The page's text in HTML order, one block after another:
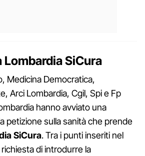
Lombardia SiCura
Medicina Democratica,
Arci Lombardia, Cgil, Spi e Fp
hanno avviato una
petizione sulla sanità che prende
SiCura. Tra i punti inseriti nel
di introdurre la